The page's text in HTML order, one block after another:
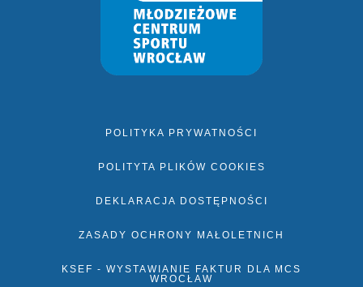
POLITYKA PRYWATNOŚCI
POLITYTA PLIKÓW COOKIES
DEKLARACJA DOSTĘPNOŚCI
ZASADY OCHRONY MAŁOLETNICH
KSEF - WYSTAWIANIE FAKTUR DLA MCS
WROCŁAW